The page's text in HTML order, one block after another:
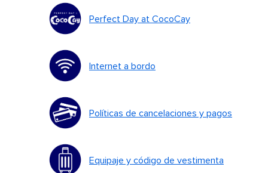
Perfect Day at CocoCay
Internet a bordo
Políticas de cancelaciones y pagos
Equipaje y código de vestimenta